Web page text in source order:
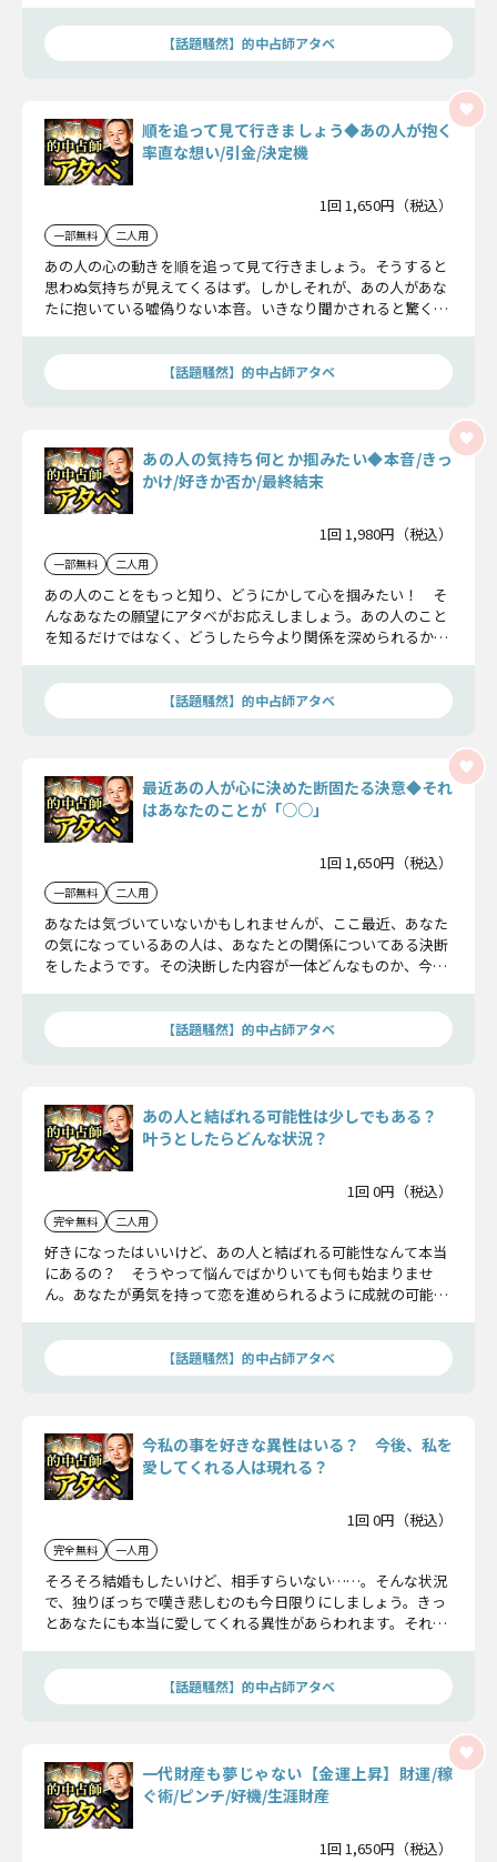
【話題騒然】的中占師アタベ
順を追って見て行きましょう◆あの人が抱く
率直な想い/引金/決定機
1回 1,650円（税込）
一部無料 二人用
あの人の心の動きを順を追って見て行きましょう。そうすると
思わぬ気持ちが見えてくるはず。しかしそれが、あの人があな
たに抱いている嘘偽りない本音。いきなり聞かされると驚くか
【話題騒然】的中占師アタベ
あの人の気持ち何とか掴みたい◆本音/きっ
かけ/好きか否か/最終結末
1回 1,980円（税込）
一部無料 二人用
あの人のことをもっと知り、どうにかして心を掴みたい！ そ
んなあなたの願望にアタベがお応えしましょう。あの人のこと
を知るだけではなく、どうしたら今より関係を深められるかも
然!?
【話題騒然】的中占師アタベ
最近あの人が心に決めた断固たる決意◆それ
はあなたのことが「○○」
1回 1,650円（税込）
一部無料 二人用
あなたは気づいていないかもしれませんが、ここ最近、あなた
の気になっているあの人は、あなたとの関係についてある決断
をしたようです。その決断した内容が一体どんなものか、今か
【話題騒然】的中占師アタベ
あの人と結ばれる可能性は少しでもある？
叶うとしたらどんな状況？
1回 0円（税込）
完全無料 二人用
好きになったはいいけど、あの人と結ばれる可能性なんて本当
にあるの？ そうやって悩んでばかりいても何も始まりませ
ん。あなたが勇気を持って恋を進められるように成就の可能性
らせします。
【話題騒然】的中占師アタベ
今私の事を好きな異性はいる？ 今後、私を
愛してくれる人は現れる？
1回 0円（税込）
完全無料 一人用
そろそろ結婚もしたいけど、相手すらいない……。そんな状況
で、独りぼっちで嘆き悲しむのも今日限りにしましょう。きっ
とあなたにも本当に愛してくれる異性があらわれます。それど
ませんよ。
【話題騒然】的中占師アタベ
一代財産も夢じゃない【金運上昇】財運/稼
ぐ術/ピンチ/好機/生涯財産
1回 1,650円（税込）